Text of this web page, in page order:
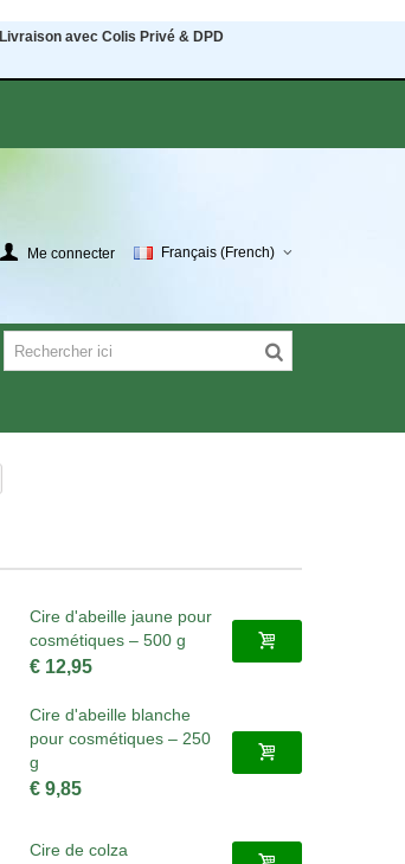
Livraison avec Colis Privé & DPD
Me connecter Français (French)
Cire d'abeille jaune pour
cosmétiques – 500 g
€ 12,95
Cire d'abeille blanche
pour cosmétiques – 250
g
€ 9,85
Cire de colza